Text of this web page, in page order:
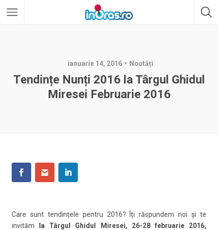
ianuarie 14, 2016 Noutăți
Tendințe Nunți 2016 la Târgul Ghidul
Miresei Februarie 2016
Care sunt tendințele pentru 2016? Îți răspundem noi și te
invităm
la Târgul Ghidul Miresei, 26-28 februarie 2016,